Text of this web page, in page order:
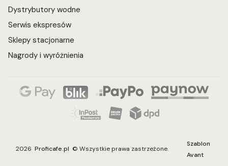
Dystrybutory wodne
Serwis ekspresów
Sklepy stacjonarne
Nagrody i wyróżnienia
2026 Proficafe.pl © Wszystkie prawa zastrzeżone.
Szablon
Avant